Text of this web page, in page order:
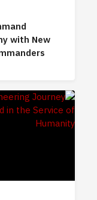
with New